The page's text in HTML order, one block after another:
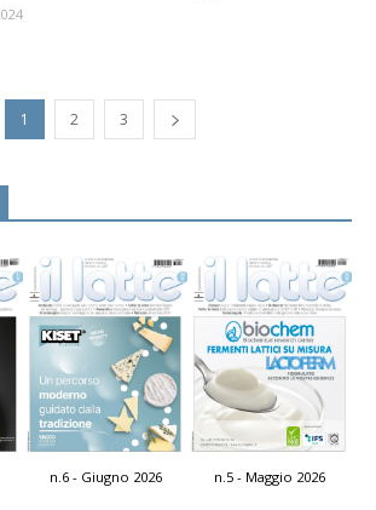
1 2 3
n.6 - Giugno 2026 n.5 - Maggio 2026